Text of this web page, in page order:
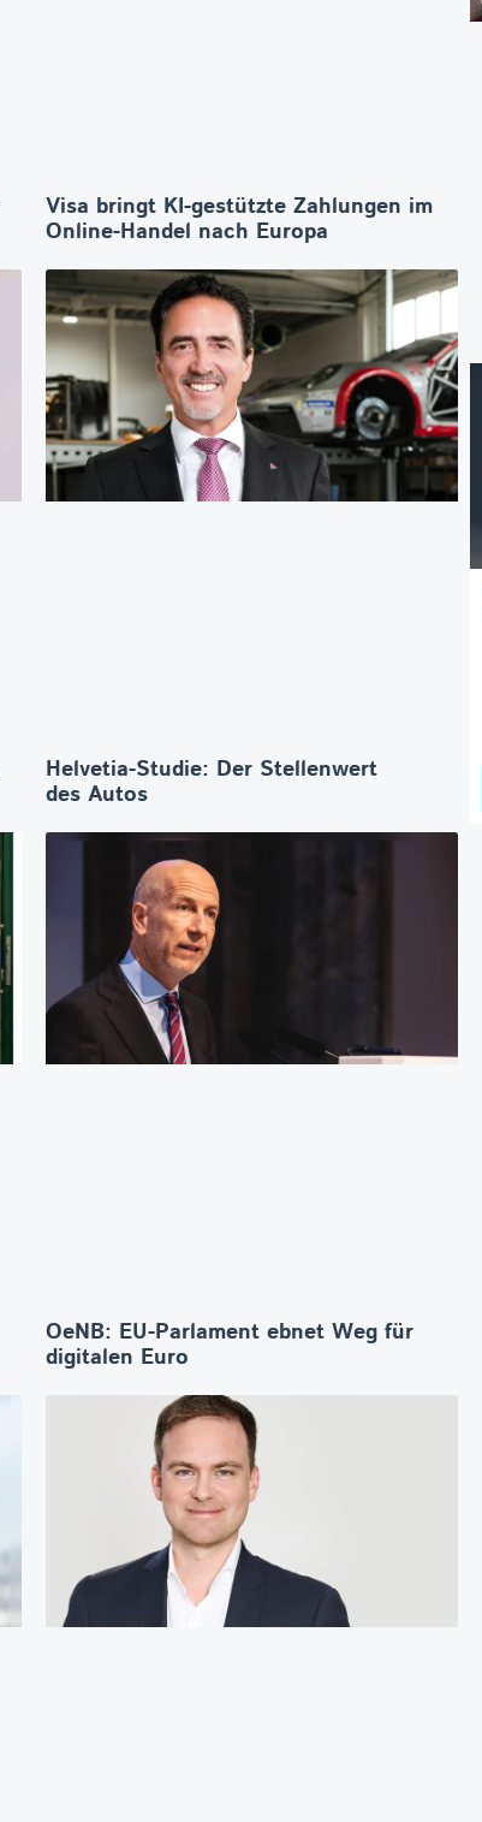
Visa bringt KI-gestützte Zahlungen im
Online-Handel nach Europa
Helvetia-Studie: Der Stellenwert
des Autos
OeNB: EU-Parlament ebnet Weg für
digitalen Euro